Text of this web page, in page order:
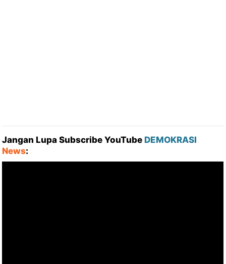
Jangan Lupa Subscribe YouTube DEMOKRASI
News: